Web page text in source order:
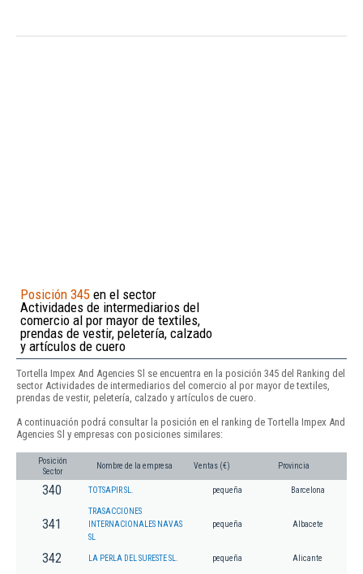
Posición 345 en el sector
Actividades de intermediarios del
comercio al por mayor de textiles,
prendas de vestir, peletería, calzado
y artículos de cuero
Tortella Impex And Agencies Sl se encuentra en la posición 345 del Ranking del
sector Actividades de intermediarios del comercio al por mayor de textiles,
prendas de vestir, peletería, calzado y artículos de cuero.
A continuación podrá consultar la posición en el ranking de Tortella Impex And
Agencies Sl y empresas con posiciones similares:
Posición
Sector
Nombre de la empresa Ventas (€) Provincia
340 TOTSAPIR SL. pequeña Barcelona
341
TRASACCIONES
INTERNACIONALES NAVAS
SL
pequeña Albacete
342 LA PERLA DEL SURESTE SL. pequeña Alicante